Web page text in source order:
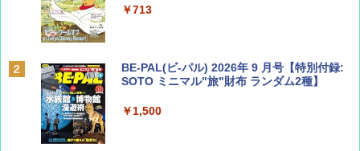
￥713
BE-PAL(ビ-パル) 2026年 9 月号【特別付録:
SOTO ミニマル"旅"財布 ランダム2種】
￥1,500